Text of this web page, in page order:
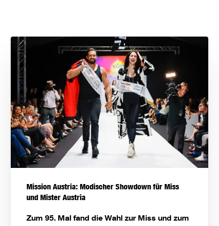
Mission Austria: Modischer Showdown für Miss
und Mister Austria
Zum 95. Mal fand die Wahl zur Miss und zum